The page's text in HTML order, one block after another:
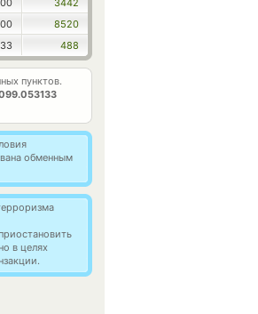
3442
8520
488
пунктов.
обменным
в целях